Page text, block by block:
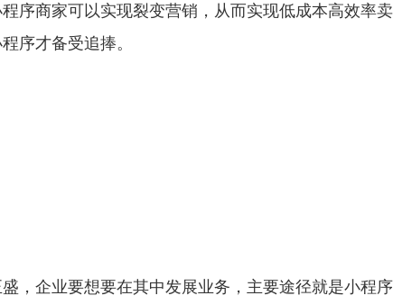
序商家可以实现裂变营销，从而实现低成本高效率
序才备受追捧。
，企业要想要在其中发展业务，主要途径就是小程